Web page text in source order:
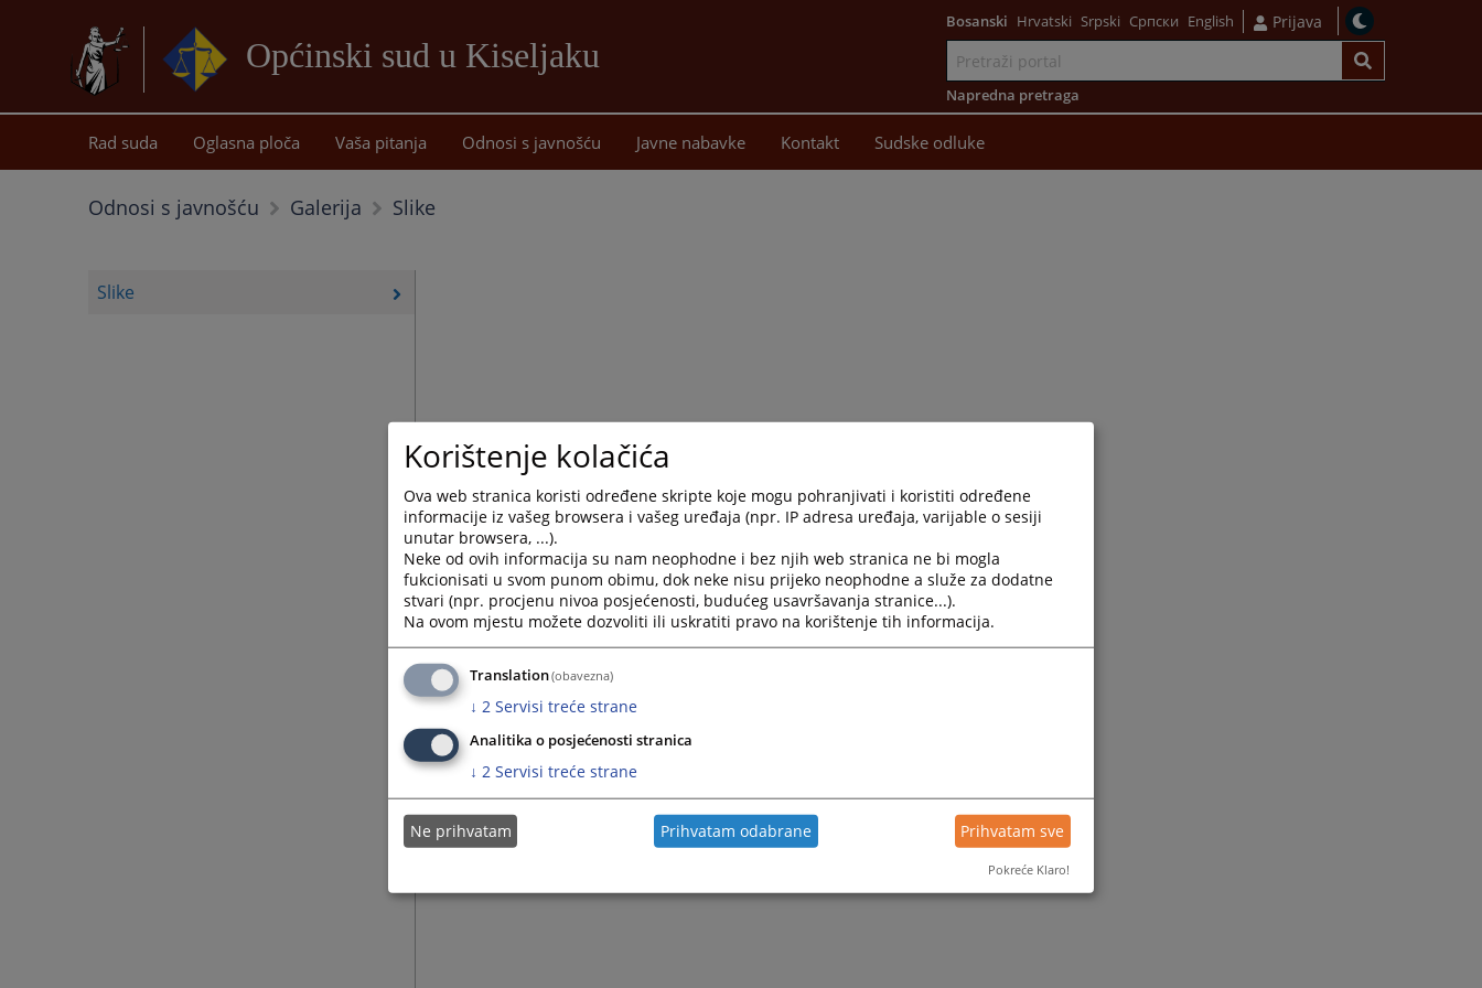
Općinski sud u Kiseljaku
sadržaj
Bosanski Hrvatski Srpski Српски English Prijava
Napredna pretraga
Rad suda Oglasna ploča Vaša pitanja Odnosi s javnošću Javne nabavke Kontakt Sudske odluke
Odnosi s javnošću Galerija Slike
Slike
Korištenje kolačića
Ova web stranica koristi određene skripte koje mogu pohranjivati i koristiti određene
informacije iz vašeg browsera i vašeg uređaja (npr. IP adresa uređaja, varijable o sesiji
unutar browsera, ...).
Neke od ovih informacija su nam neophodne i bez njih web stranica ne bi mogla
fukcionisati u svom punom obimu, dok neke nisu prijeko neophodne a služe za dodatne
stvari (npr. procjenu nivoa posjećenosti, budućeg usavršavanja stranice...).
Na ovom mjestu možete dozvoliti ili uskratiti pravo na korištenje tih informacija.
Translation(obavezna)
↓ 2 Servisi treće strane
Analitika o posjećenosti stranica
↓ 2 Servisi treće strane
Ne prihvatam Prihvatam odabrane Prihvatam sve
Pokreće Klaro!